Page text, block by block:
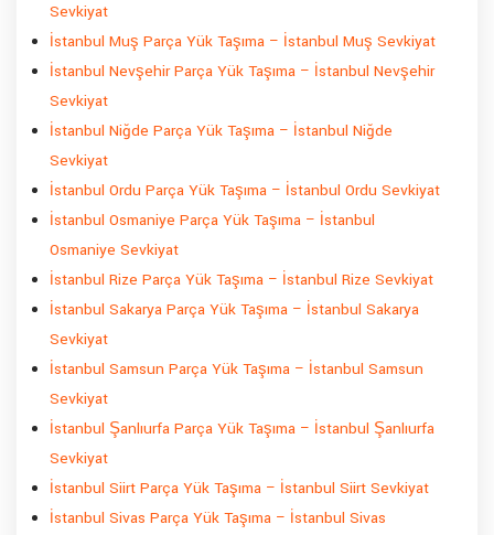
Sevkiyat
İstanbul Muş Parça Yük Taşıma – İstanbul Muş Sevkiyat
İstanbul Nevşehir Parça Yük Taşıma – İstanbul Nevşehir
Sevkiyat
İstanbul Niğde Parça Yük Taşıma – İstanbul Niğde
Sevkiyat
İstanbul Ordu Parça Yük Taşıma – İstanbul Ordu Sevkiyat
İstanbul Osmaniye Parça Yük Taşıma – İstanbul
Osmaniye Sevkiyat
İstanbul Rize Parça Yük Taşıma – İstanbul Rize Sevkiyat
İstanbul Sakarya Parça Yük Taşıma – İstanbul Sakarya
Sevkiyat
İstanbul Samsun Parça Yük Taşıma – İstanbul Samsun
Sevkiyat
İstanbul Şanlıurfa Parça Yük Taşıma – İstanbul Şanlıurfa
Sevkiyat
İstanbul Siirt Parça Yük Taşıma – İstanbul Siirt Sevkiyat
İstanbul Sivas Parça Yük Taşıma – İstanbul Sivas